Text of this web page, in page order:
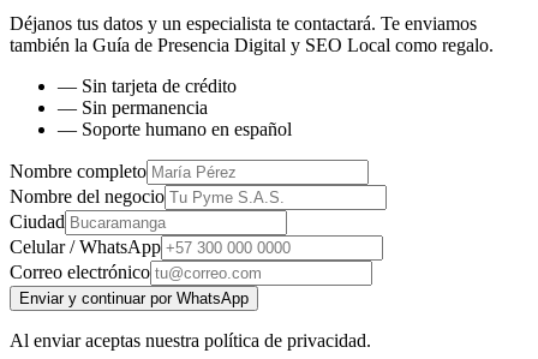
Déjanos tus datos y un especialista te contactará. Te enviamos
también la Guía de Presencia Digital y SEO Local como regalo.
— Sin tarjeta de crédito
— Sin permanencia
— Soporte humano en español
Nombre completo
Nombre del negocio
Ciudad
Celular / WhatsApp
Correo electrónico
Enviar y continuar por WhatsApp
Al enviar aceptas nuestra política de privacidad.